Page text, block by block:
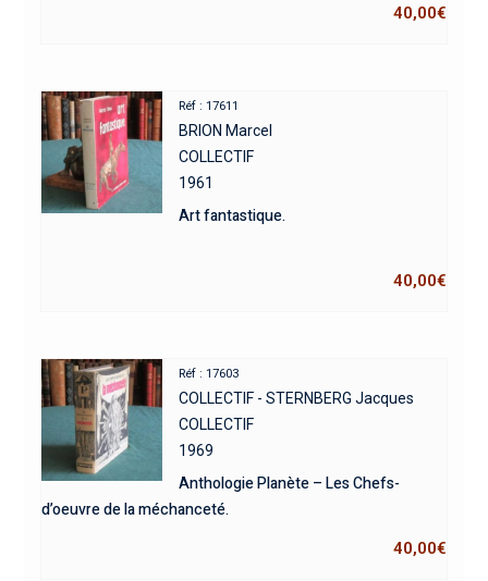
40,00€
Réf : 17611
BRION Marcel
COLLECTIF
1961
Art fantastique.
40,00€
Réf : 17603
COLLECTIF - STERNBERG Jacques
COLLECTIF
1969
Anthologie Planète – Les Chefs-
d’oeuvre de la méchanceté.
40,00€